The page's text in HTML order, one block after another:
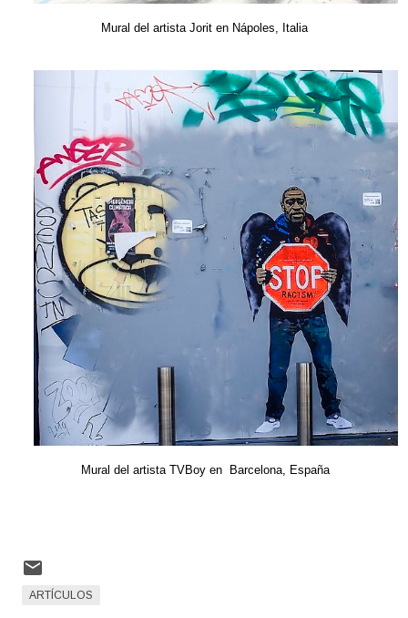
Mural del artista Jorit en Nápoles, Italia
Mural del artista TVBoy en Barcelona, España
ARTÍCULOS